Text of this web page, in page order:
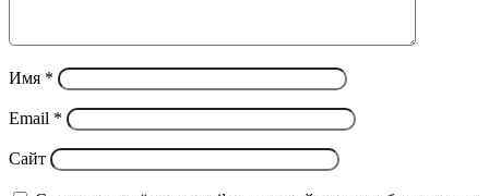
Имя *
Email *
Сайт